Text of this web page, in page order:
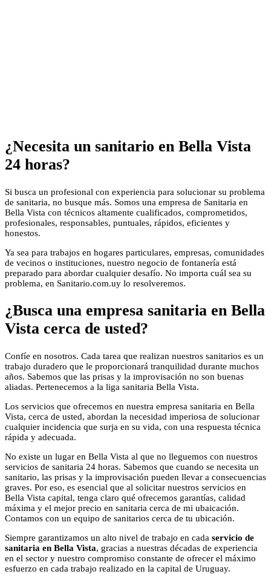
¿Necesita un sanitario en Bella Vista
24 horas?
Si busca un profesional con experiencia para solucionar su problema
de sanitaria, no busque más. Somos una empresa de Sanitaria en
Bella Vista con técnicos altamente cualificados, comprometidos,
profesionales, responsables, puntuales, rápidos, eficientes y
honestos.
Ya sea para trabajos en hogares particulares, empresas, comunidades
de vecinos o instituciones, nuestro negocio de fontanería está
preparado para abordar cualquier desafío. No importa cuál sea su
problema, en Sanitario.com.uy lo resolveremos.
¿Busca una empresa sanitaria en Bella
Vista cerca de usted?
Confíe en nosotros. Cada tarea que realizan nuestros sanitarios es un
trabajo duradero que le proporcionará tranquilidad durante muchos
años. Sabemos que las prisas y la improvisación no son buenas
aliadas. Pertenecemos a la liga sanitaria Bella Vista.
Los servicios que ofrecemos en nuestra empresa sanitaria en Bella
Vista, cerca de usted, abordan la necesidad imperiosa de solucionar
cualquier incidencia que surja en su vida, con una respuesta técnica
rápida y adecuada.
No existe un lugar en Bella Vista al que no lleguemos con nuestros
servicios de sanitaria 24 horas. Sabemos que cuando se necesita un
sanitario, las prisas y la improvisación pueden llevar a consecuencias
graves. Por eso, es esencial que al solicitar nuestros servicios en
Bella Vista capital, tenga claro qué ofrecemos garantías, calidad
máxima y el mejor precio en sanitaria cerca de mi ubaicación.
Contamos con un equipo de sanitarios cerca de tu ubicación.
Siempre garantizamos un alto nivel de trabajo en cada servicio de
sanitaria en Bella Vista, gracias a nuestras décadas de experiencia
en el sector y nuestro compromiso constante de ofrecer el máximo
esfuerzo en cada trabajo realizado en la capital de Uruguay.